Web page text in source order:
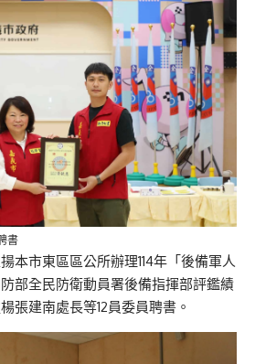
書
本市東區區公所辦理114年「後備軍人
部全民防衛動員署後備指揮部評鑑績
張建南處長等12員委員聘書 。